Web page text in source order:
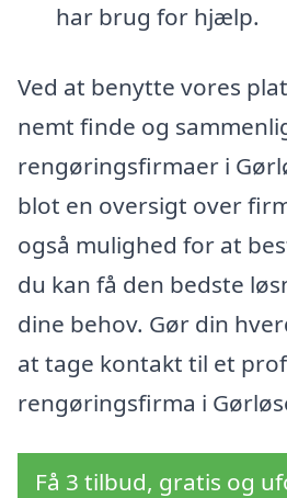
har brug for hjælp.
Ved at benytte vores
nemt finde og
rengøringsfirmaer i
blot en oversigt over
også mulighed for at
du kan få den bedste
dine behov. Gør din
at tage kontakt til et
rengøringsfirma i
Få 3 tilbud, gratis og